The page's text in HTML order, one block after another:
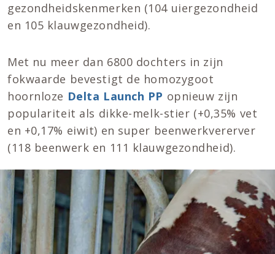
gezondheidskenmerken (104 uiergezondheid
en 105 klauwgezondheid).
Met nu meer dan 6800 dochters in zijn
fokwaarde bevestigt de homozygoot
hoornloze Delta Launch PP opnieuw zijn
populariteit als dikke-melk-stier (+0,35% vet
en +0,17% eiwit) en super beenwerkvererver
(118 beenwerk en 111 klauwgezondheid).